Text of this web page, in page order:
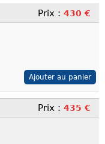
Prix : 430 €
Prix : 435 €